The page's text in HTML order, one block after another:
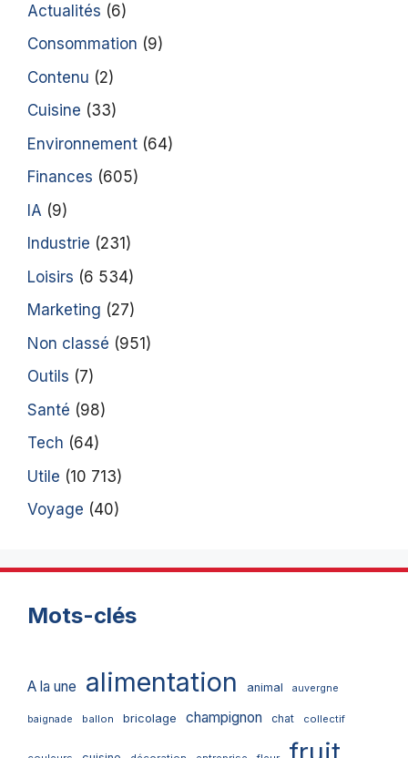
Actualités (6)
Consommation (9)
Contenu (2)
Cuisine (33)
Environnement (64)
Finances (605)
IA (9)
Industrie (231)
Loisirs (6 534)
Marketing (27)
Non classé (951)
Outils (7)
Santé (98)
Tech (64)
Utile (10 713)
Voyage (40)
Mots-clés
A la une alimentation animal auvergne
baignade ballon bricolage champignon chat collectif